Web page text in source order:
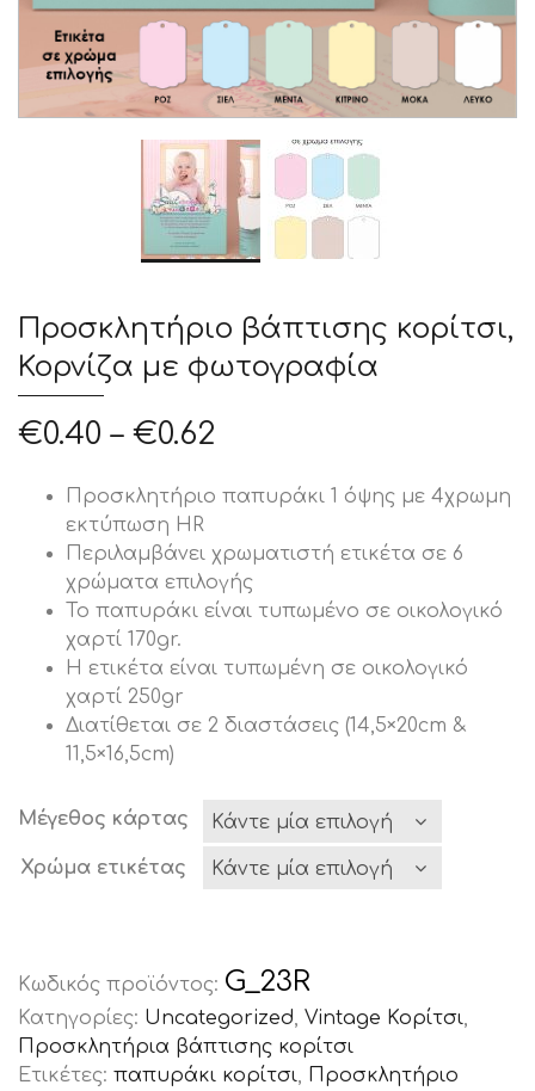
Προσκλητήριο βάπτισης κορίτσι,
Κορνίζα με φωτογραφία
€0.40 – €0.62
Προσκλητήριο παπυράκι 1 όψης με 4χρωμη
εκτύπωση HR
Περιλαμβάνει χρωματιστή ετικέτα σε 6
χρώματα επιλογής
Το παπυράκι είναι τυπωμένο σε οικολογικό
χαρτί 170gr.
Η ετικέτα είναι τυπωμένη σε οικολογικό
χαρτί 250gr
Διατίθεται σε 2 διαστάσεις (14,5×20cm &
11,5×16,5cm)
Μέγεθος κάρτας
Χρώμα ετικέτας
Κωδικός προϊόντος: G_23R
Κατηγορίες: Uncategorized, Vintage Κορίτσι,
Προσκλητήρια βάπτισης κορίτσι
Ετικέτες: παπυράκι κορίτσι, Προσκλητήριο